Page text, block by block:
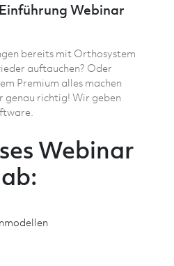
Webinar
bereits mit Orthosystem
auftauchen? Oder
Premium alles machen
genau richtig! Wir geben
Webinar